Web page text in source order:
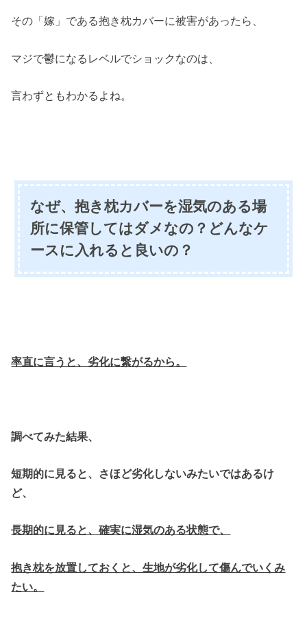
その「嫁」である抱き枕カバーに被害があったら、
マジで鬱になるレベルでショックなのは、
言わずともわかるよね。
なぜ、抱き枕カバーを湿気のある場
所に保管してはダメなの？どんなケ
ースに入れると良いの？
率直に言うと、劣化に繋がるから。
調べてみた結果、
短期的に見ると、さほど劣化しないみたいではあるけ
ど、
長期的に見ると、確実に湿気のある状態で、
抱き枕を放置しておくと、生地が劣化して傷んでいくみ
たい。